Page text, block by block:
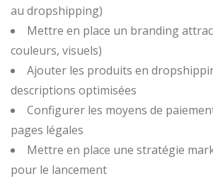
au dropshipping)
Mettre en place un branding
couleurs, visuels)
Ajouter les produits en
descriptions optimisées
Configurer les moyens de
pages légales
Mettre en place une stratégie
pour le lancement